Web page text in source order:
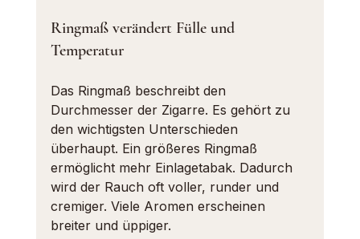
Ringmaß verändert Fülle und
Temperatur
Das Ringmaß beschreibt den
Durchmesser der Zigarre. Es gehört zu
den wichtigsten Unterschieden
überhaupt. Ein größeres Ringmaß
ermöglicht mehr Einlagetabak. Dadurch
wird der Rauch oft voller, runder und
cremiger. Viele Aromen erscheinen
breiter und üppiger.